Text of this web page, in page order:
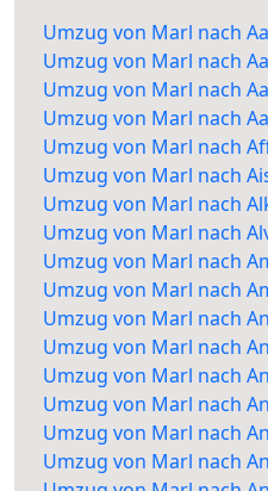
Umzug von Marl nach
Umzug von Marl nach
Umzug von Marl nach
Umzug von Marl nach
Umzug von Marl nach
Umzug von Marl nach
Umzug von Marl nach
Umzug von Marl nach
Umzug von Marl nach
Umzug von Marl nach
Umzug von Marl nach
Umzug von Marl nach
Umzug von Marl nach
Umzug von Marl nach
Umzug von Marl nach
Umzug von Marl nach